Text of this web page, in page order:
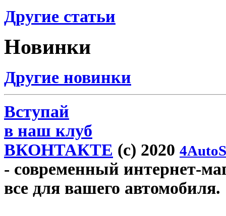
Другие статьи
Новинки
Другие новинки
Вступай
в наш клуб
ВКОНТАКТЕ (c) 2020
- современный интернет-
все для вашего автомобиля.